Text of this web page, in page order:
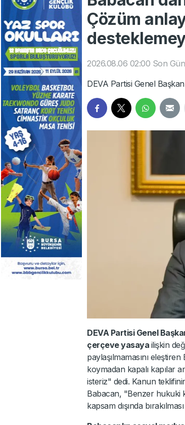
Çözüm
2026.08.06 02:00 Son
DEVA Partisi Genel
DEVA Partisi Genel
çerçeve yasaya ilişkin
paylaşılmamasını
koymadan kapalı kapılar
isteriz" dedi. Kanun
Babacan, "Benzer hukuki
kapsam dışında